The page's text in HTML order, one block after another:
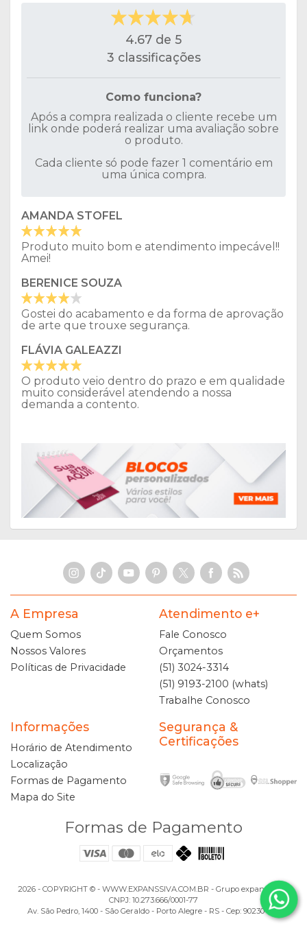
4.67 de 5
3 classificações
Como funciona?
Após a compra realizada o cliente recebe um
link onde poderá realizar uma avaliação sobre
o produto.
Cada cliente só pode fazer 1 comentário em
uma única compra.
AMANDA STOFEL
Produto muito bom e atendimento impecável!!
Amei!
BERENICE SOUZA
Gostei do acabamento e da forma de aprovação
de arte que trouxe segurança.
FLÁVIA GALEAZZI
O produto veio dentro do prazo e em qualidade
muito considerável atendendo a nossa
demanda a contento.
A Empresa
Quem Somos
Nossos Valores
Políticas de Privacidade
Atendimento e+
Fale Conosco
Orçamentos
(51) 3024-3314
(51) 9193-2100 (whats)
Trabalhe Conosco
Informações
Horário de Atendimento
Localização
Formas de Pagamento
Mapa do Site
Segurança &
Certificações
Formas de Pagamento
2026 - COPYRIGHT ©️ - WWW.EXPANSSIVA.COM.BR - Grupo expanSSiva -
CNPJ: 10.273.666/0001-77
Av. São Pedro, 1400 - São Geraldo - Porto Alegre - RS - Cep: 90230-122